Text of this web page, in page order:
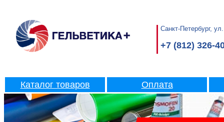
Санкт-Петербург,
+7 (812) 326-
Каталог товаров Оплата